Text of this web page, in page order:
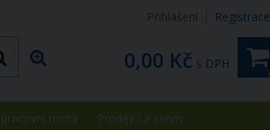
Přihlášení Registrace
0,00 Kč s DPH
místa Prodejci a servis